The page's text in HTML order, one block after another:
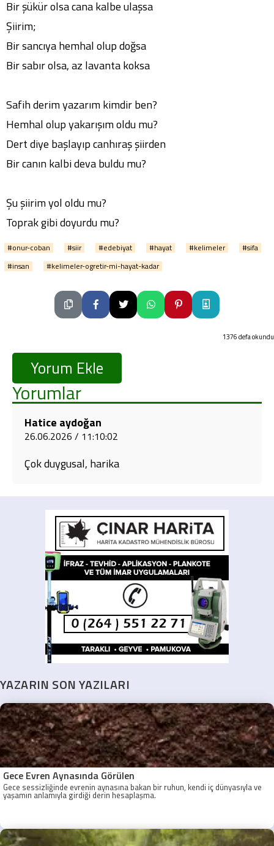
Bir şükür olsa cana kalbe ulaşsa
Şiirim;
Bir sancıya hemhal olup doğsa
Bir sabır olsa, az lavanta koksa
Safih derim yazarım kimdir ben?
Hemhal olup yakarışım oldu mu?
Dert diye başlayıp canhıraş şiirden
Bir canın kalbi deva buldu mu?
Şu şiirim yol oldu mu?
Toprak gibi doyurdu mu?
#onur-coban #siir #edebiyat #hayat #kelimeler
#sifa
#insan
#kelimeler-ogretir-mi-hayat-kadar
1376 defa okundu
Yorum Ekle
Yorumlar
Hatice aydoğan
26.06.2026 / 11:10:02
Çok duygusal, harika
YAZARIN SON YAZILARI
Gece Evren Aynasında Görülen
Gece sessizliğinde evrenin aynasına bakan bir ruhun, kendi iç dünyasıyla ve
yaşamın anlamıyla girdiği derin hesaplaşma.